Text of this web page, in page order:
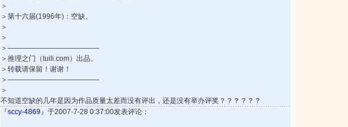
＞
＞第十六届(1996年)：空缺。
＞
＞
＞―――――――――――――
＞推理之门（tuili.com）出品。
＞转载请保留！谢谢！
＞―――――――――――――
＞
不知道空缺的几年是因为作品质量太差而没有评出，还是没有举办评奖？？？？？？
『sccy-4869』于2007-7-28 0:37:00发表评论：